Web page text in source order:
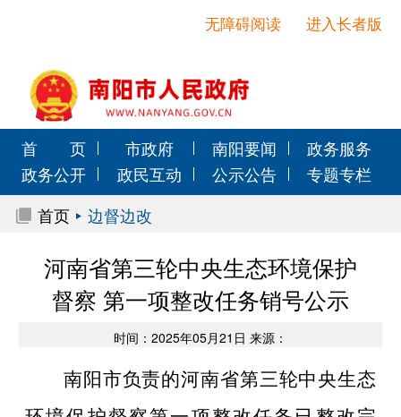
进入长者版
无障碍阅读
首 页 市政府 南阳要闻
政务服务
政务公开
政民互动 公示公告
专题专栏
首页
边督边改
河南省第三轮中央生态环境保护
督察 第一项整改任务销号公示
时间：2025年05月21日 来源：
南阳市负责的河南省第三轮中央生态